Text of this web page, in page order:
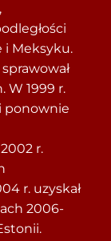
i Meksyku.
W 1999 r.
ponownie
r.
r. uzyskał
2006-